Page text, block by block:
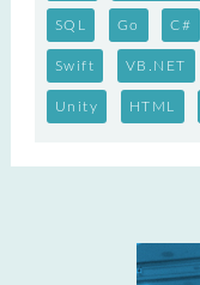
SQL Go C#
Swift VB.NET
Unity HTML